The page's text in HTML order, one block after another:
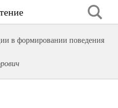
в формировании поведения